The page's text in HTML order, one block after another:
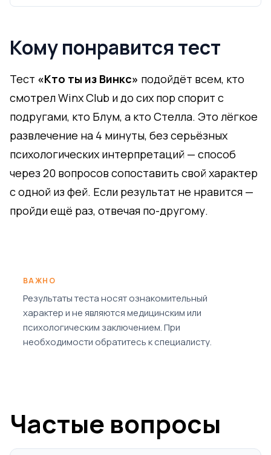
Кому понравится тест
Тест «Кто ты из Винкс» подойдёт всем, кто
смотрел Winx Club и до сих пор спорит с
подругами, кто Блум, а кто Стелла. Это лёгкое
развлечение на 4 минуты, без серьёзных
психологических интерпретаций — способ
через 20 вопросов сопоставить свой характер
с одной из фей. Если результат не нравится —
пройди ещё раз, отвечая по-другому.
ВАЖНО
Результаты теста носят ознакомительный
характер и не являются медицинским или
психологическим заключением. При
необходимости обратитесь к специалисту.
Частые вопросы